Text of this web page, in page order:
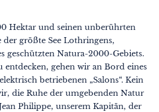
Hektar und seinen unberührten
größte See Lothringens,
geschützten Natura-2000-Gebiets.
gehen wir an Bord eines
betriebenen „Salons“. Kein
die Ruhe der umgebenden Natur
Philippe, unserem Kapitän, der